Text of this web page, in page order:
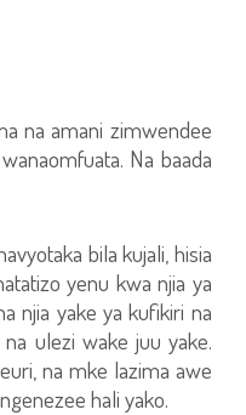
na amani zimwendee
Na baada
bila kujali, hisia
yenu kwa njia ya
njia yake ya kufikiri na
ulezi wake juu yake.
na mke lazima awe
hali yako.